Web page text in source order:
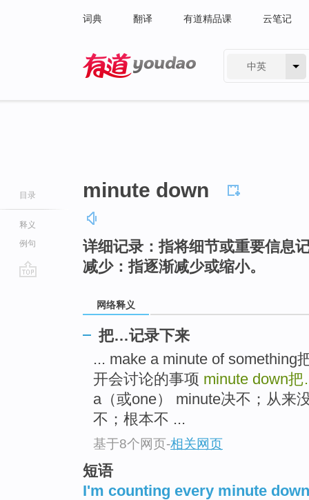
词典 翻译 有道精品课 云笔记
中英
目录
释义
例句
minute down
详细记录：指将细节或重要信息
减少：指逐渐减少或缩小。
网络释义
把…记录下来
... make a minute of something
开会讨论的事项 minute down把
a（或one） minute决不；从来
不；根本不 ...
基于8个网页-相关网页
短语
I'm counting every minute down